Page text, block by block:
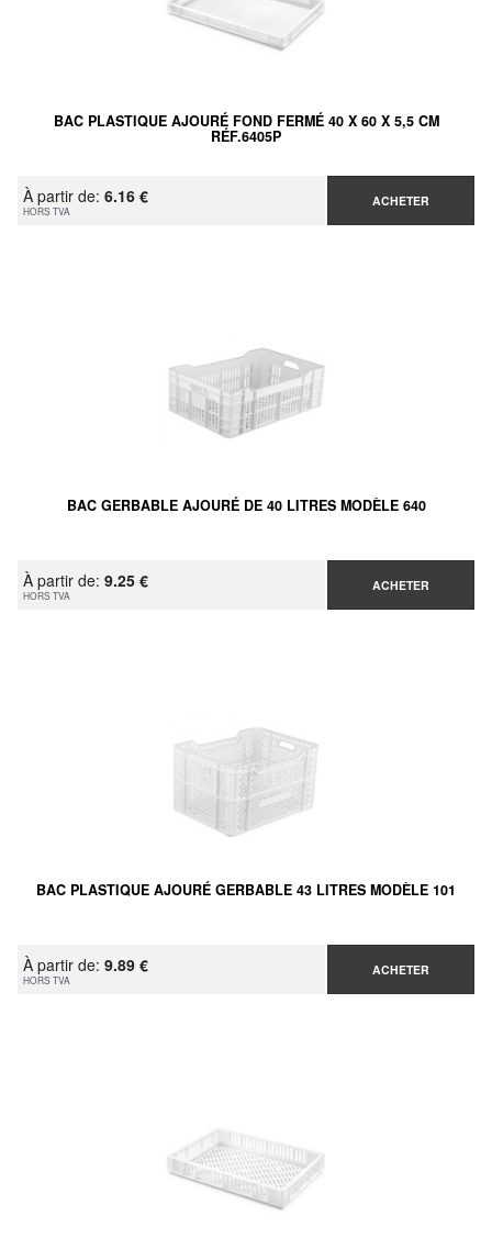
BAC PLASTIQUE AJOURÉ FOND FERMÉ 40 X 60 X 5,5 CM
RÉF.6405P
À partir de: 6.16 €
HORS TVA
ACHETER
BAC GERBABLE AJOURÉ DE 40 LITRES MODÈLE 640
À partir de: 9.25 €
HORS TVA
ACHETER
BAC PLASTIQUE AJOURÉ GERBABLE 43 LITRES MODÈLE 101
À partir de: 9.89 €
HORS TVA
ACHETER